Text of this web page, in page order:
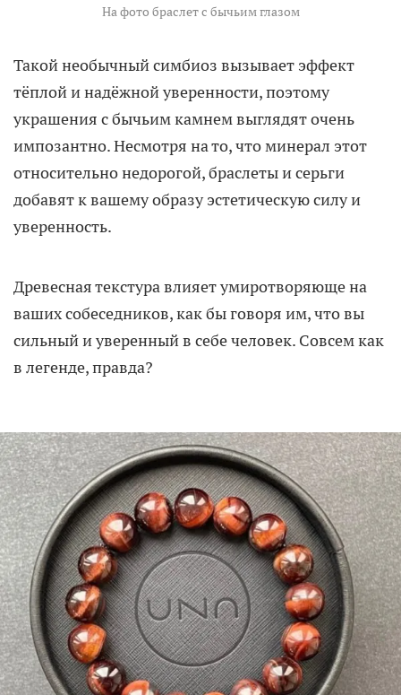
На фото браслет с бычьим глазом
Такой необычный симбиоз вызывает эффект
тёплой и надёжной уверенности, поэтому
украшения с бычьим камнем выглядят очень
импозантно. Несмотря на то, что минерал этот
относительно недорогой, браслеты и серьги
добавят к вашему образу эстетическую силу и
уверенность.
Древесная текстура влияет умиротворяюще на
ваших собеседников, как бы говоря им, что вы
сильный и уверенный в себе человек. Совсем как
в легенде, правда?